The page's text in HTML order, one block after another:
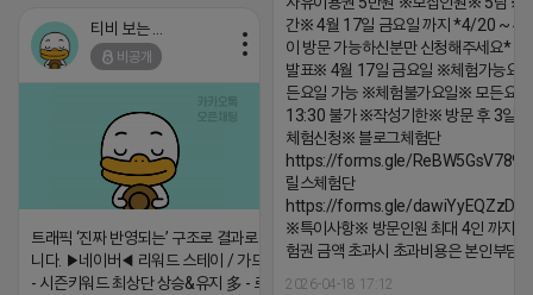
간※ 4월 17일 금요일 까지 *4/20 ~ 4/
이 방문 가능하신분만 신청해주세요* ※
발표※ 4월 17일 금요일 ※체험가능요
든요일 가능 ※체험불가요일※ 모든요
13:30 불가 ※작성기한※ 방문 후 3일
체험신청※ 블로그체험단
https://forms.gle/
릴스체험단
https://forms.gle/
※특이사항※ 방문인원 최대 4인 까지
험권 금액 초과시 초과비용은 본인부담
2026-04-18 17:12
비공개
트래픽 ‘진짜 반영되는’ 구조로 결과로 보여드립
니다. ▶네이버◀ 리워드 스테이 / 가드 / 자몽 등
- 시즌키워드 최상단 상승&유지 多 - 로직변화,